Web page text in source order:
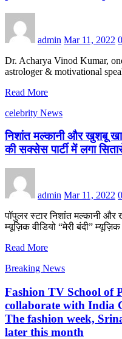
admin Mar 11, 2022 0
Dr. Acharya Vinod Kumar,
astrologer & motivational
Read More
celebrity News
निशांत मल्कानी और खुशबू
की सक्सेस पार्टी में लगा
admin Mar 11, 2022 0
पॉपुलर स्टार निशांत मल्कानी
म्यूज़िक वीडियो “मेरी बंदी”
Read More
Breaking News
Fashion TV School of
collaborate with India
The fashion week,
later this month